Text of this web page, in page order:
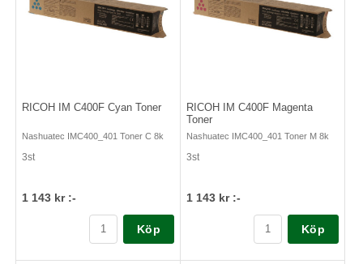
RICOH IM C400F Cyan Toner
Nashuatec IMC400_401 Toner C 8k
3st
1 143 kr :-
Köp
RICOH IM C400F Magenta
Toner
Nashuatec IMC400_401 Toner M 8k
3st
1 143 kr :-
Köp